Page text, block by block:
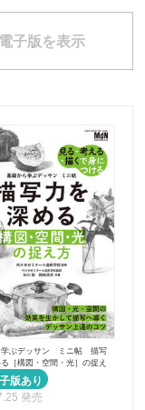
電子版を表示
学ぶデッサン ミニ帖 描写
［構図・空間・光］の捉え
発売